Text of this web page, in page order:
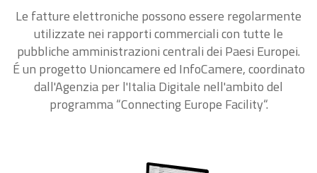
Le fatture elettroniche possono essere regolarmente
utilizzate nei rapporti commerciali con tutte le
pubbliche amministrazioni centrali dei Paesi Europei.
É un progetto Unioncamere ed InfoCamere, coordinato
dall'Agenzia per l'Italia Digitale nell'ambito del
programma “Connecting Europe Facility“.